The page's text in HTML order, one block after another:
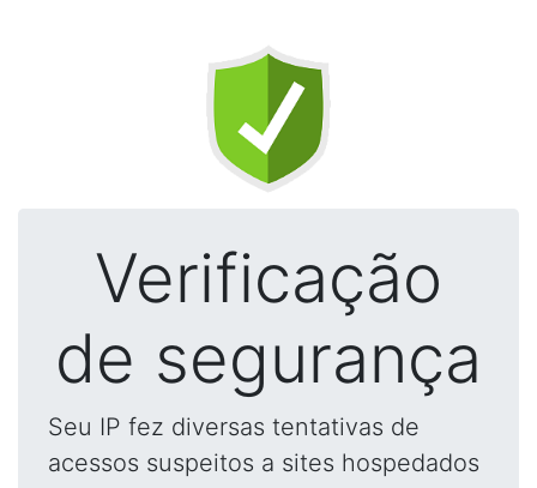
Verificação
de segurança
Seu IP fez diversas tentativas de
acessos suspeitos a sites hospedados